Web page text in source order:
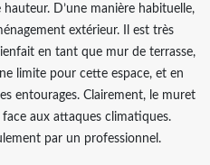
D’une manière habituelle,
extérieur. Il est très
en tant que mur de terrasse,
limite pour cette espace, et en
entourages. Clairement, le muret
aux attaques climatiques.
par un professionnel.